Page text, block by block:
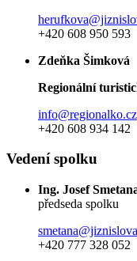
+420 608 950 593
Zdeňka Šimková
Regionální
info@regionalko.cz
+420 608 934 142
Vedení spolku
Ing. Josef
předseda spolku
+420 777 328 052